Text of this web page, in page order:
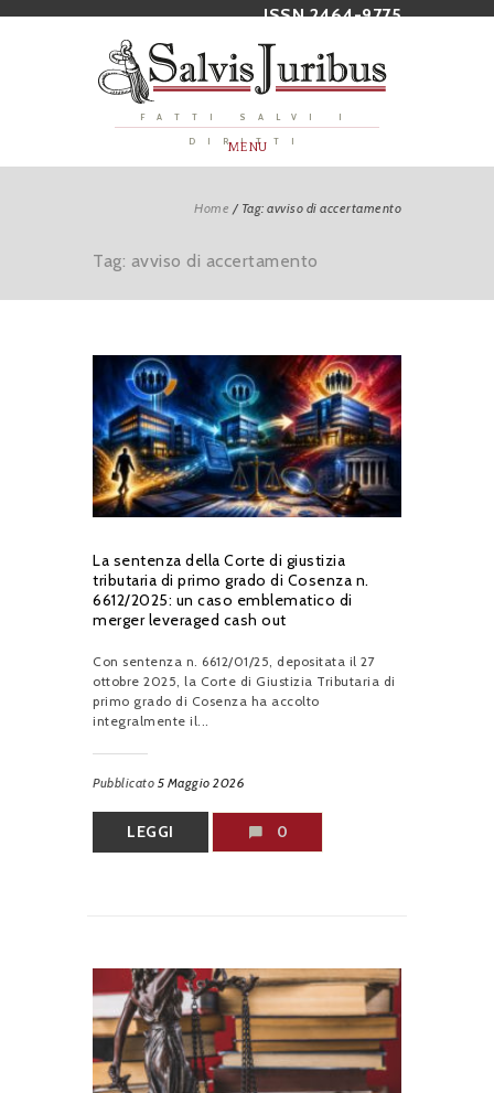
ISSN 2464-9775
FATTI SALVI I
DIRITTI
MENU
Home / Tag: avviso di accertamento
Tag: avviso di accertamento
La sentenza della Corte di giustizia
tributaria di primo grado di Cosenza n.
6612/2025: un caso emblematico di
merger leveraged cash out
Con sentenza n. 6612/01/25, depositata il 27
ottobre 2025, la Corte di Giustizia Tributaria di
primo grado di Cosenza ha accolto
integralmente il...
Pubblicato 5 Maggio 2026
LEGGI 0